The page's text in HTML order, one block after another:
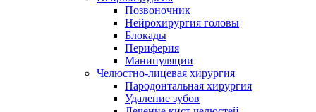
Позвоночник
Нейрохирургия головы
Блокады
Периферия
Манипуляции
Челюстно-лицевая хирургия
Пародонтальная хирургия
Удаление зубов